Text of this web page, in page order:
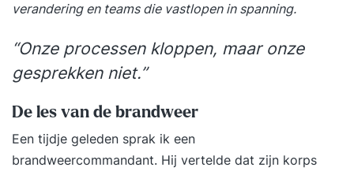
verandering en teams die vastlopen in spanning.
“Onze processen kloppen, maar onze
gesprekken niet.”
De les van de brandweer
Een tijdje geleden sprak ik een
brandweercommandant. Hij vertelde dat zijn korps